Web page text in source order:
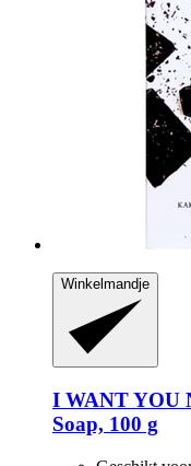
Winkelmandje
I WANT YOU
Soap, 100 g